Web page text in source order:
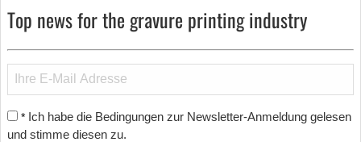
Top news for the gravure printing industry
* Ich habe die Bedingungen zur Newsletter-Anmeldung gelesen
und stimme diesen zu.